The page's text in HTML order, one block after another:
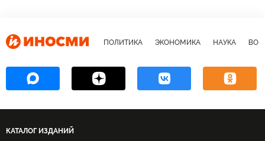
ПОЛИТИКА ЭКОНОМИКА НАУКА
КАТАЛОГ ИЗДАНИЙ